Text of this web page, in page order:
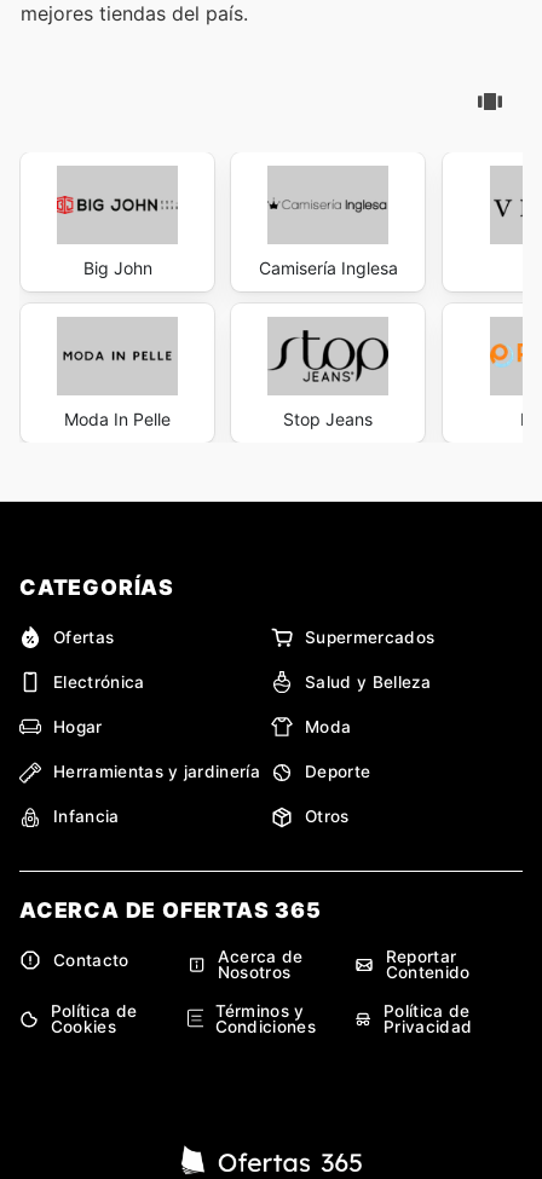
mejores tiendas del país.
Big John
Moda In Pelle
Camisería Inglesa
Stop Jeans
CATEGORÍAS
Ofertas Supermercados
Electrónica Salud y Belleza
Hogar Moda
Herramientas y jardinería Deporte
Infancia Otros
ACERCA DE OFERTAS 365
Contacto
Acerca de
Nosotros
Reportar
Contenido
Política de
Cookies
Términos y
Condiciones
Política de
Privacidad